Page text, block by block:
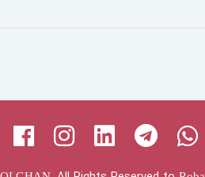
Whatsapp
Telegram
Linkedin